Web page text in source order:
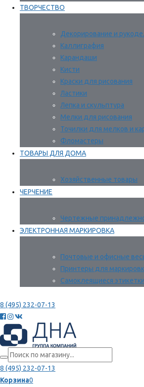
ТВОРЧЕСТВО
Декорирование и
Каллиграфия
Карандаши
Кисти
Краски для рисования
Ластики
Лепка и скульптура
Мелки для рисования
Точилки для мелков и
Фломастеры
ТОВАРЫ ДЛЯ ДОМА
Хозяйственные товары
ЧЕРЧЕНИЕ
Чертежные
ЭЛЕКТРОННАЯ МАРКИРОВКА
Почтовые и офисные
Принтеры для
Самоклеящиеся этикетки
8 (495) 232-07-13
8 (495) 232-07-13
Корзина0